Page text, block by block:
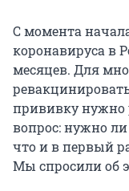
С момента
коронавируса в
месяцев. Для
прививку нужно
вопрос: нужно
что и в первый
Мы спросили об